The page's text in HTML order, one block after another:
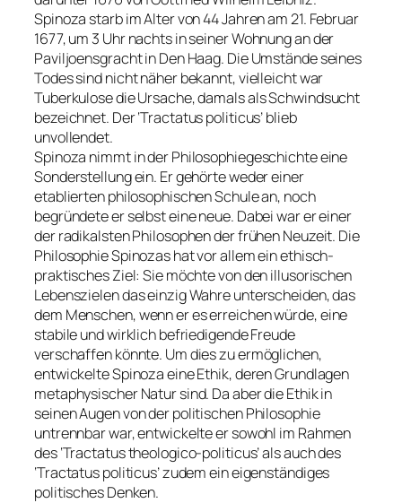
Spinoza starb im Alter von 44 Jahren am 21. Februar
1677, um 3 Uhr nachts in seiner Wohnung an der
Paviljoensgracht in Den Haag. Die Umstände seines
Todes sind nicht näher bekannt, vielleicht war
Tuberkulose die Ursache, damals als Schwindsucht
bezeichnet. Der ‘Tractatus politicus’ blieb
unvollendet.
Spinoza nimmt in der Philosophiegeschichte eine
Sonderstellung ein. Er gehörte weder einer
etablierten philosophischen Schule an, noch
begründete er selbst eine neue. Dabei war er einer
der radikalsten Philosophen der frühen Neuzeit. Die
Philosophie Spinozas hat vor allem ein ethisch-
praktisches Ziel: Sie möchte von den illusorischen
Lebenszielen das einzig Wahre unterscheiden, das
dem Menschen, wenn er es erreichen würde, eine
stabile und wirklich befriedigende Freude
verschaffen könnte. Um dies zu ermöglichen,
entwickelte Spinoza eine Ethik, deren Grundlagen
metaphysischer Natur sind. Da aber die Ethik in
seinen Augen von der politischen Philosophie
untrennbar war, entwickelte er sowohl im Rahmen
des ‘Tractatus theologico-politicus’ als auch des
‘Tractatus politicus’ zudem ein eigenständiges
politisches Denken.